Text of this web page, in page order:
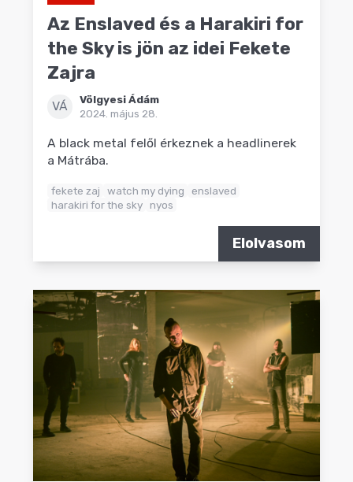
Az Enslaved és a Harakiri for
the Sky is jön az idei Fekete
Zajra
VÁ
Völgyesi Ádám
2024. május 28.
A black metal felől érkeznek a headlinerek
a Mátrába.
fekete zaj watch my dying
enslaved
harakiri for the sky nyos
Elolvasom